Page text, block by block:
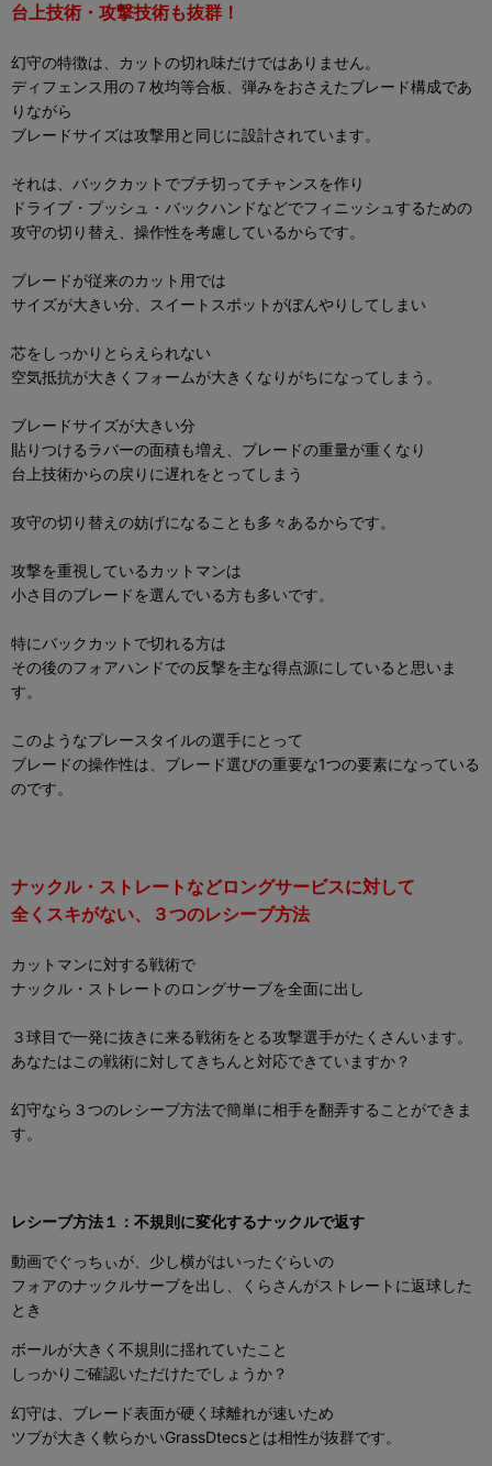
台上技術・攻撃技術も抜群！
幻守の特徴は、カットの切れ味だけではありません。
ディフェンス用の７枚均等合板、弾みをおさえたブレード構成であ
りながら
ブレードサイズは攻撃用と同じに設計されています。
それは、バックカットでブチ切ってチャンスを作り
ドライブ・プッシュ・バックハンドなどでフィニッシュするための
攻守の切り替え、操作性を考慮しているからです。
ブレードが従来のカット用では
サイズが大きい分、スイートスポットがぼんやりしてしまい
芯をしっかりとらえられない
空気抵抗が大きくフォームが大きくなりがちになってしまう。
ブレードサイズが大きい分
貼りつけるラバーの面積も増え、ブレードの重量が重くなり
台上技術からの戻りに遅れをとってしまう
攻守の切り替えの妨げになることも多々あるからです。
攻撃を重視しているカットマンは
小さ目のブレードを選んでいる方も多いです。
特にバックカットで切れる方は
その後のフォアハンドでの反撃を主な得点源にしていると思いま
す。
このようなプレースタイルの選手にとって
ブレードの操作性は、ブレード選びの重要な1つの要素になっている
のです。
ナックル・ストレートなどロングサービスに対して
全くスキがない、３つのレシーブ方法
カットマンに対する戦術で
ナックル・ストレートのロングサーブを全面に出し
３球目で一発に抜きに来る戦術をとる攻撃選手がたくさんいます。
あなたはこの戦術に対してきちんと対応できていますか？
幻守なら３つのレシーブ方法で簡単に相手を翻弄することができま
す。
レシーブ方法１：不規則に変化するナックルで返す
動画でぐっちぃが、少し横がはいったぐらいの
フォアのナックルサーブを出し、くらさんがストレートに返球した
とき
ボールが大きく不規則に揺れていたこと
しっかりご確認いただけたでしょうか？
幻守は、ブレード表面が硬く球離れが速いため
ツブが大きく軟らかいGrassDtecsとは相性が抜群です。